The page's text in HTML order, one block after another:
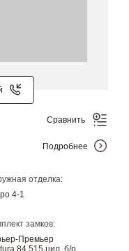
отделка:
4-1
замков:
Премьер
Сравнить
Подробнее